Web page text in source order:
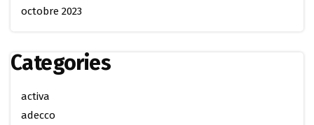
octobre 2023
Categories
activa
adecco